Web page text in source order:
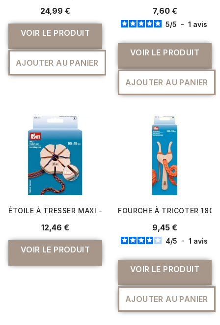
24,99 €
VOIR LE PRODUIT
AJOUTER AU PANIER
7,60 €
5/5 - 1 avis
VOIR LE PRODUIT
AJOUTER AU PANIER
ÉTOILE À TRESSER MAXI - CORDONS, BRACELETS ET
12,46 €
VOIR LE PRODUIT
FOURCHE À TRICOTER
9,45 €
4/5 - 1 avis
VOIR LE PRODUIT
AJOUTER AU PANIER